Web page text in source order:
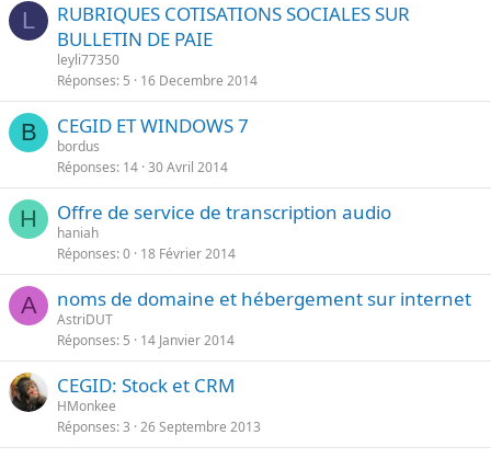
L
RUBRIQUES COTISATIONS SOCIALES SUR
BULLETIN DE PAIE
leyli77350
Réponses 5 16 Decembre 2014
B CEGID ET WINDOWS 7
bordus
Réponses 14 30 Avril 2014
H Offre de service de transcription audio
haniah
Réponses 0 18 Février 2014
A noms de domaine et hébergement sur internet
AstriDUT
Réponses 5 14 Janvier 2014
CEGID: Stock et CRM
HMonkee
Réponses 3 26 Septembre 2013